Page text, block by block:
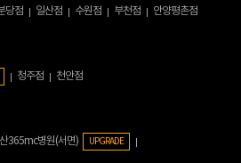
당점 일산점 수원점 부천점 안양평촌점
청주점 천안점
365mc병원(서면) UPGRADE